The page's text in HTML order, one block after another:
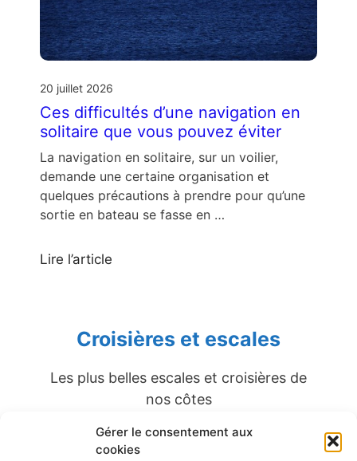
Gérer le consentement aux
cookies
20 juillet 2026
Ces difficultés d’une navigation en
solitaire que vous pouvez éviter
La navigation en solitaire, sur un voilier,
demande une certaine organisation et
quelques précautions à prendre pour qu’une
sortie en bateau se fasse en …
Lire l’article
Croisières et escales
Les plus belles escales et croisières de
nos côtes